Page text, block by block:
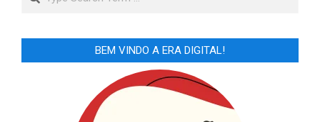
BEM VINDO A ERA DIGITAL!